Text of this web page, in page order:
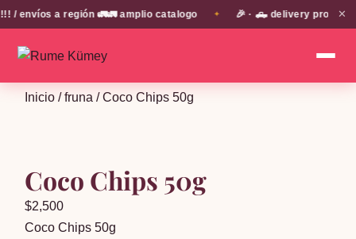
envíos a región 🚛🚛 amplio catalogo 🎉 · 🛻 delivery propio en
✕
Inicio /fruna / Coco Chips 50g
Coco Chips 50g
$2,500
Coco Chips 50g